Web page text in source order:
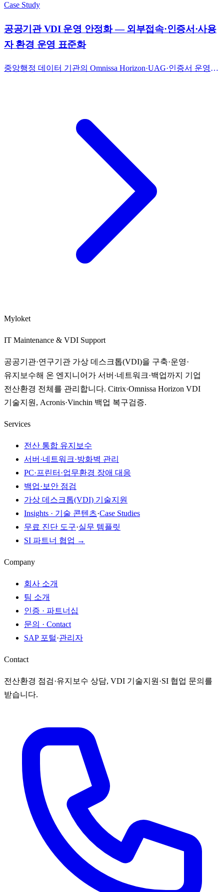
Case Study
공공기관 VDI 운영 안정화 — 외부접속·인증서·사용
자 환경 운영 표준화
중앙행정 데이터 기관의 Omnissa Horizon·UAG·인증서 운영을
Myloket
IT Maintenance & VDI Support
공공기관·연구기관 가상 데스크톱(VDI)을 구축·운영·
유지보수해 온 엔지니어가 서버·네트워크·백업까지 기업
전산환경 전체를 관리합니다. Citrix·Omnissa Horizon VDI
기술지원, Acronis·Vinchin 백업 복구검증.
Services
전산 통합 유지보수
서버·네트워크·방화벽 관리
PC·프린터·업무환경 장애 대응
백업·보안 점검
가상 데스크톱(VDI) 기술지원
Insights · 기술 콘텐츠·Case Studies
무료 진단 도구·실무 템플릿
SI 파트너 협업 →
Company
회사 소개
팀 소개
인증 · 파트너십
문의 · Contact
SAP 포털·관리자
Contact
전산환경 점검·유지보수 상담, VDI 기술지원·SI 협업 문의를
받습니다.